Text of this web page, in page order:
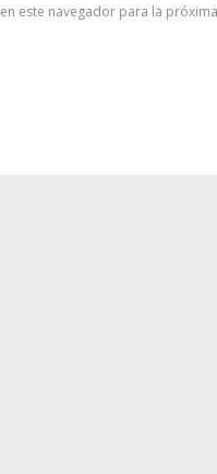
este navegador para la